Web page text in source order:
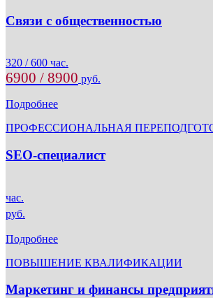
Связи с общественностью
320 / 600 час.
6900 / 8900 руб.
Подробнее
ПРОФЕССИОНАЛЬНАЯ
SEO-специалист
час.
руб.
Подробнее
ПОВЫШЕНИЕ КВАЛИФИКАЦИИ
Маркетинг и финансы